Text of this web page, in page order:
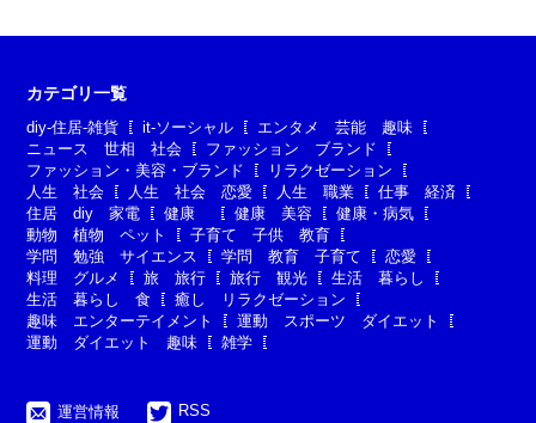
カテゴリ一覧
diy-住居-雑貨 it-ソーシャル
エンタメ 芸能 趣味
ニュース 世相 社会
ファッション ブランド
ファッション・美容・ブランド
リラクゼーション
人生 社会
人生 社会 恋愛 人生 職業
仕事 経済
住居 diy 家電
健康 健康 美容
健康・病気
動物 植物 ペット
子育て 子供 教育
学問 勉強 サイエンス
学問 教育 子育て
恋愛
料理 グルメ
旅 旅行 旅行 観光
生活 暮らし
生活 暮らし 食
癒し リラクゼーション
趣味 エンターテイメント
運動 スポーツ ダイエット
運動 ダイエット 趣味
雑学
運営情報 RSS